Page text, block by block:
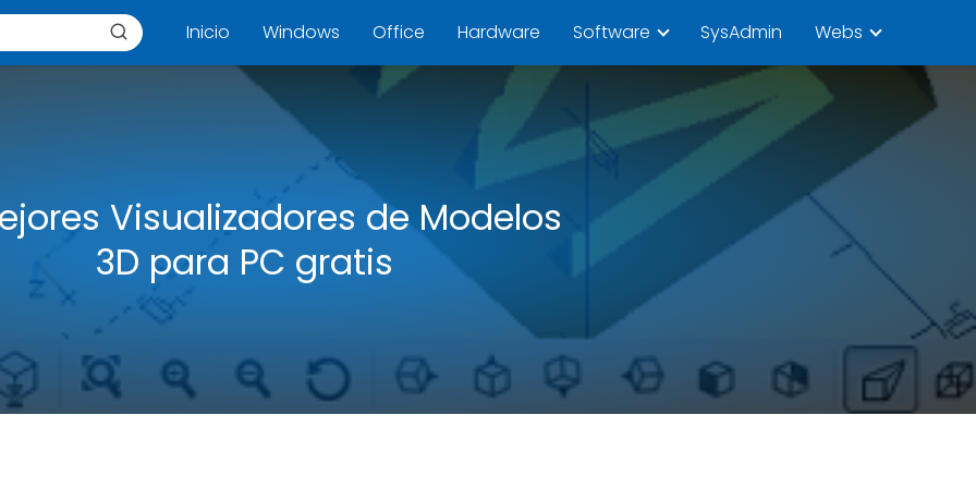
Inicio Windows Office Hardware Software SysAdmin Webs
Visualizadores de Modelos
3D para PC gratis